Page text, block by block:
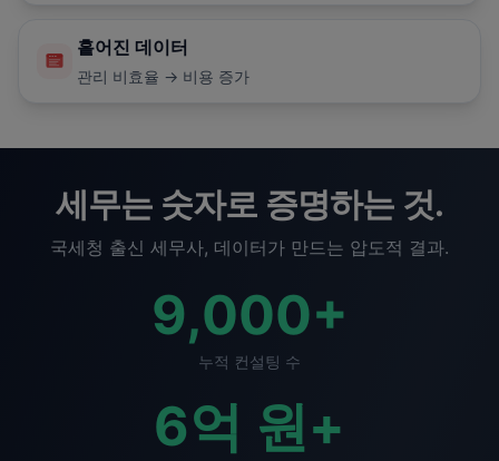
흩어진 데이터
관리 비효율 → 비용 증가
세무는 숫자로 증명하는 것.
국세청 출신 세무사, 데이터가 만드는 압도적 결과.
9,000+
누적 컨설팅 수
6억 원+